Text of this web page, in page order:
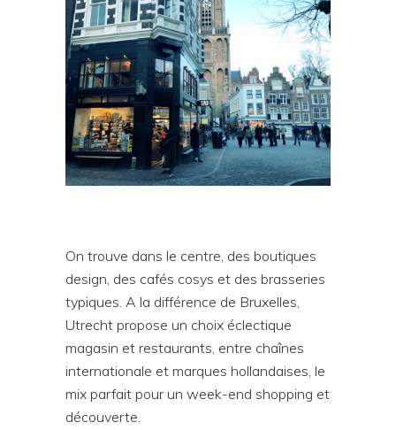
On trouve dans le centre, des boutiques
design, des cafés cosys et des brasseries
typiques. A la différence de Bruxelles,
Utrecht propose un choix éclectique
magasin et restaurants, entre chaînes
internationale et marques hollandaises, le
mix parfait pour un week-end shopping et
découverte.